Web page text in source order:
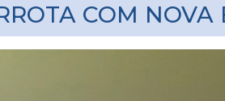
COM NOVA